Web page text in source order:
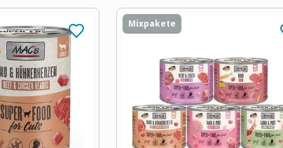
Mixpakete